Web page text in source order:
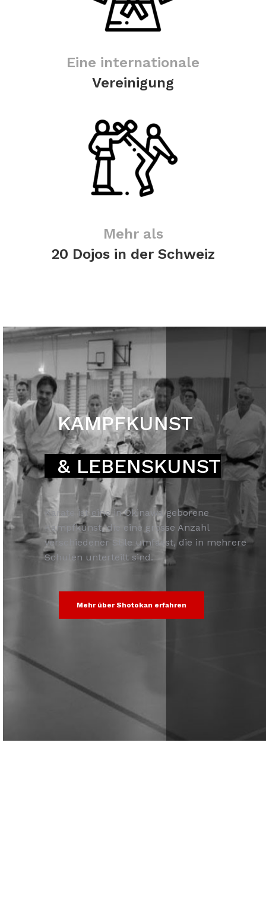
Eine internationale
Vereinigung
Mehr als
20 Dojos in der Schweiz
KAMPFKUNST
& LEBENSKUNST
Karate ist eine in Okinawa geborene
Kampfkunst, die eine grosse Anzahl
verschiedener Stile umfasst, die in mehrere
Schulen unterteilt sind.
Mehr über Shotokan erfahren